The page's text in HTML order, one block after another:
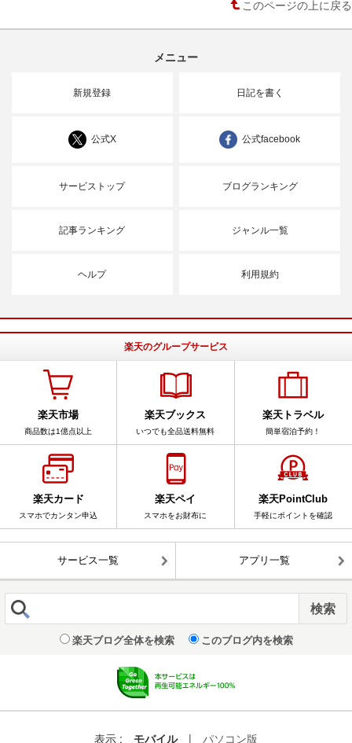
このページの上に戻る
メニュー
新規登録 日記を書く
公式X 公式facebook
サービストップ ブログランキング
記事ランキング ジャンル一覧
ヘルプ 利用規約
楽天のグループサービス
楽天市場
商品数は1億点以上
楽天ブックス
いつでも全品送料無料
楽天トラベル
簡単宿泊予約！
楽天カード
スマホでカンタン申込
楽天ペイ
スマホをお財布に
楽天PointClub
手軽にポイントを確認
サービス一覧 アプリ一覧
楽天ブログ全体を検索 このブログ内を検索
表示 : モバイル | パソコン版